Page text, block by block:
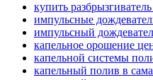
купить
импульсные
импульсный
капельное орошение
капельной системы
капельный полив в